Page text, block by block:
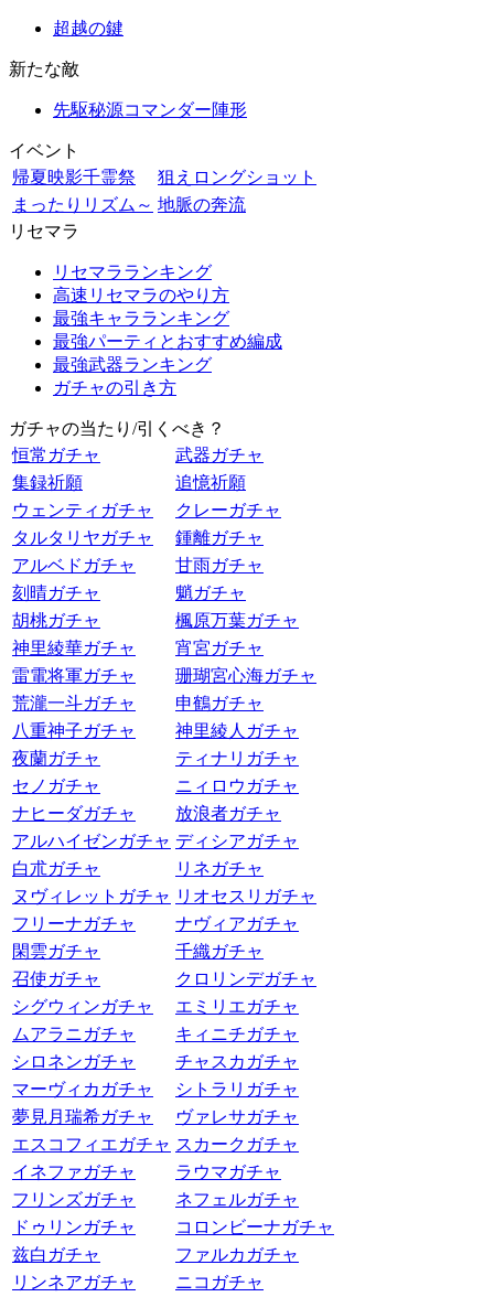
超越の鍵
新たな敵
先駆秘源コマンダー陣形
イベント
帰夏映影千霊祭
狙えロングショット
まったりリズム～ 地脈の奔流
リセマラ
リセマラランキング
高速リセマラのやり方
最強キャラランキング
最強パーティとおすすめ編成
最強武器ランキング
ガチャの引き方
ガチャの当たり/引くべき？
恒常ガチャ
武器ガチャ
集録祈願
追憶祈願
ウェンティガチャ
クレーガチャ
タルタリヤガチャ
鍾離ガチャ
アルベドガチャ
甘雨ガチャ
刻晴ガチャ
魈ガチャ
胡桃ガチャ
楓原万葉ガチャ
神里綾華ガチャ
宵宮ガチャ
雷電将軍ガチャ
珊瑚宮心海ガチャ
荒瀧一斗ガチャ
申鶴ガチャ
八重神子ガチャ
神里綾人ガチャ
夜蘭ガチャ
ティナリガチャ
セノガチャ
ニィロウガチャ
ナヒーダガチャ
放浪者ガチャ
アルハイゼンガチャ ディシアガチャ
白朮ガチャ
リネガチャ
ヌヴィレットガチャ リオセスリガチャ
フリーナガチャ
ナヴィアガチャ
閑雲ガチャ
千織ガチャ
召使ガチャ
クロリンデガチャ
シグウィンガチャ
エミリエガチャ
ムアラニガチャ
キィニチガチャ
シロネンガチャ
チャスカガチャ
マーヴィカガチャ
シトラリガチャ
夢見月瑞希ガチャ
ヴァレサガチャ
エスコフィエガチャ スカークガチャ
イネファガチャ
ラウマガチャ
フリンズガチャ
ネフェルガチャ
ドゥリンガチャ
コロンビーナガチャ
兹白ガチャ
ファルカガチャ
リンネアガチャ
ニコガチャ